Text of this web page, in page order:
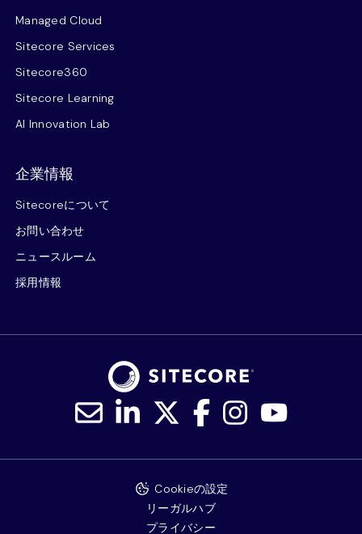
Managed Cloud
Sitecore Services
Sitecore360
Sitecore Learning
AI Innovation Lab
企業情報
Sitecoreについて
お問い合わせ
ニュースルーム
採用情報
Cookieの設定
リーガルハブ
プライバシー